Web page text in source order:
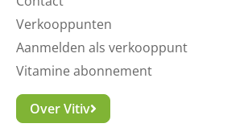
Verkooppunten
Aanmelden als verkooppunt
Vitamine abonnement
Over Vitiv